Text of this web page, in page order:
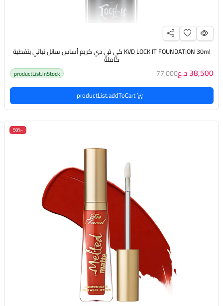
KVD LOCK IT FOUNDATION 30ml كي في دي كريم أساس سائل نباتي بتغطية
كاملة
38,500 د.ع 77,000
productList.inStock
productList.addToCart
-50%